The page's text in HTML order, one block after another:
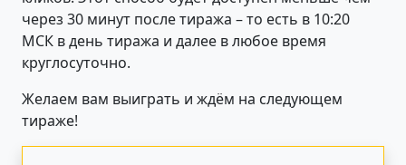
через 30 минут после тиража – то есть в 10:20
МСК в день тиража и далее в любое время
круглосуточно.
Желаем вам выиграть и ждём на следующем
тираже!